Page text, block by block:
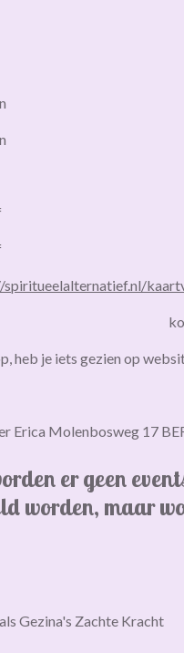
spiritueelalternatief.nl/
heb je iets gezien op
Erica Molenbosweg 17
er geen
worden, maar
Gezina's Zachte Kracht